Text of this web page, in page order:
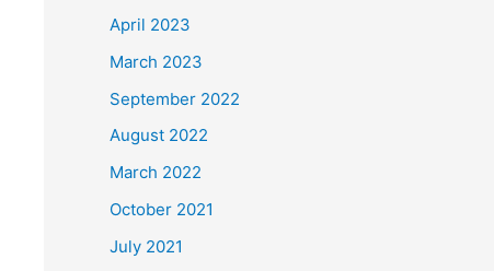
April 2023
March 2023
September 2022
August 2022
March 2022
October 2021
July 2021